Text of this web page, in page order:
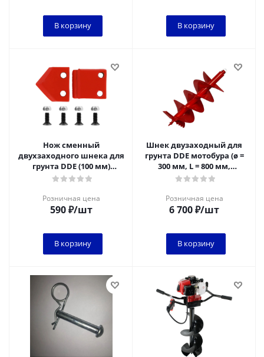
В корзину В корзину
Нож сменный
двухзаходного шнека для
грунта DDE (100 мм)
(30х30х4 мм, плоский)
Розничная цена
590₽/шт
В корзину
Шнек двузаходный для
грунта DDE мотобура (ø =
300 мм, L = 800 мм,
посадка на вал 20 мм)
Розничная цена
6 700₽/шт
В корзину